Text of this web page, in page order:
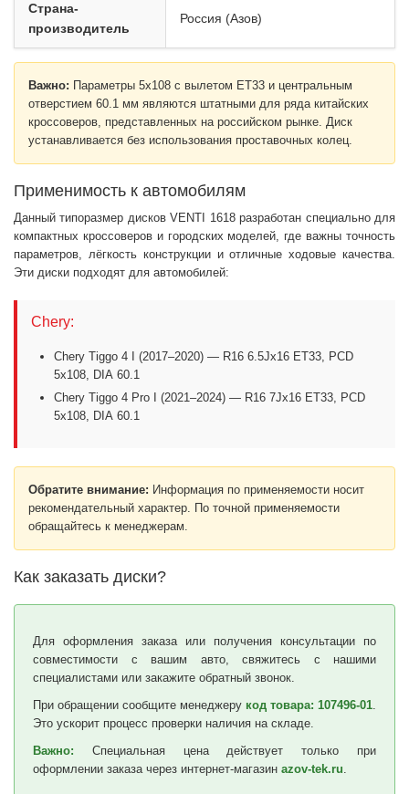
Страна-
производитель
Россия (Азов)
Важно: Параметры 5x108 с вылетом ET33 и центральным
отверстием 60.1 мм являются штатными для ряда китайских
кроссоверов, представленных на российском рынке. Диск
устанавливается без использования проставочных колец.
Применимость к автомобилям
Данный типоразмер дисков VENTI 1618 разработан специально для
компактных кроссоверов и городских моделей, где важны точность
параметров, лёгкость конструкции и отличные ходовые качества.
Эти диски подходят для автомобилей:
Chery:
Chery Tiggo 4 I (2017–2020) — R16 6.5Jx16 ET33, PCD
5x108, DIA 60.1
Chery Tiggo 4 Pro I (2021–2024) — R16 7Jx16 ET33, PCD
5x108, DIA 60.1
Обратите внимание: Информация по применяемости носит
рекомендательный характер. По точной применяемости
обращайтесь к менеджерам.
Как заказать диски?
Для оформления заказа или получения консультации по
совместимости с вашим авто, свяжитесь с нашими
специалистами или закажите обратный звонок.
При обращении сообщите менеджеру код товара: 107496-01.
Это ускорит процесс проверки наличия на складе.
Важно: Специальная цена действует только при
оформлении заказа через интернет-магазин azov-tek.ru.